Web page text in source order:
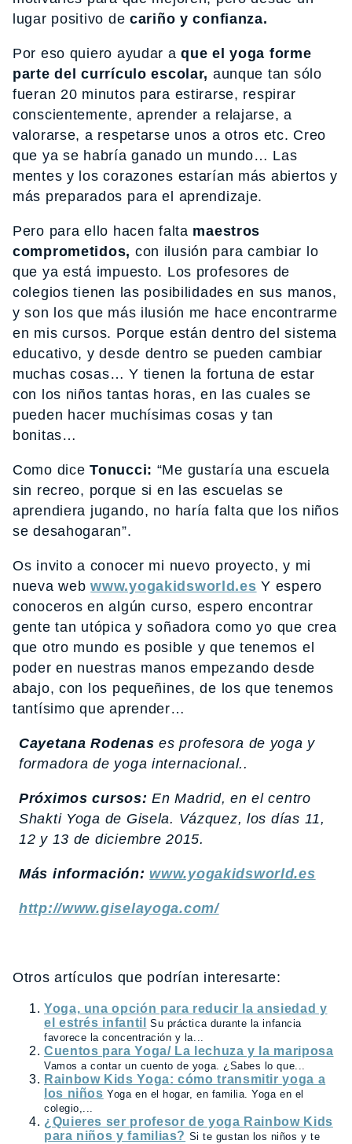
lugar positivo de cariño y confianza.
Por eso quiero ayudar aque el yoga forme
parte del currículo escolar, aunque tan sólo
fueran 20 minutos para estirarse, respirar
conscientemente, aprender a relajarse, a
valorarse, a respetarse unos a otros etc. Creo
que ya se habría ganado un mundo… Las
mentes y los corazones estarían más abiertos y
más preparados para el aprendizaje.
Pero para ello hacen falta maestros
comprometidos, con ilusión para cambiar lo
que ya está impuesto. Los profesores de
colegios tienen las posibilidades en sus manos,
y son los que más ilusión me hace encontrarme
en mis cursos. Porque están dentro del sistema
educativo, y desde dentro se pueden cambiar
muchas cosas… Y tienen la fortuna de estar
con los niños tantas horas, en las cuales se
pueden hacer muchísimas cosas y tan
bonitas…
Como diceTonucci: “Me gustaría una escuela
sin recreo, porque si en las escuelas se
aprendiera jugando, no haría falta que los niños
se desahogaran”.
Os invito a conocer mi nuevo proyecto, y mi
nueva webwww.yogakidsworld.es Y espero
conoceros en algún curso, espero encontrar
gente tan utópica y soñadora como yo que crea
que otro mundo es posible y que tenemos el
poder en nuestras manos empezando desde
abajo, con los pequeñines, de los que tenemos
tantísimo que aprender…
Cayetana Rodenas es profesora de yoga y
formadora de yoga internacional..
Próximos cursos: En Madrid, en el centro
Shakti Yoga de Gisela. Vázquez, los días 11,
12 y 13 de diciembre 2015.
Más información: www.yogakidsworld.es
http://www.giselayoga.com/
Otros artículos que podrían interesarte:
Yoga, una opción para reducir la ansiedad y
el estrés infantil
Su práctica durante la infancia
favorece la concentración y la...
Cuentos para Yoga/ La lechuza y la mariposa
Vamos a contar un cuento de yoga. ¿Sabes lo que...
Rainbow Kids Yoga: cómo transmitir yoga a
los niños Yoga en el hogar, en familia. Yoga en el
colegio,...
¿Quieres ser profesor de yoga Rainbow Kids
para niños y familias? Si te gustan los niños y te